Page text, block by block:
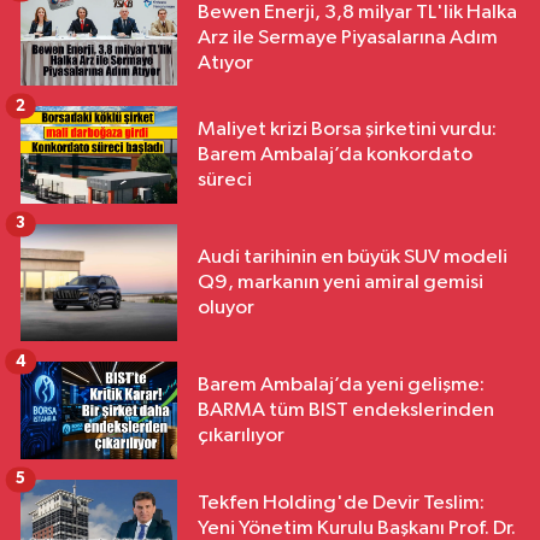
Bewen Enerji, 3,8 milyar TL'lik Halka
Arz ile Sermaye Piyasalarına Adım
Atıyor
Maliyet krizi Borsa şirketini vurdu:
Barem Ambalaj’da konkordato
süreci
2
Audi tarihinin en büyük SUV modeli
Q9, markanın yeni amiral gemisi
oluyor
3
Barem Ambalaj’da yeni gelişme:
BARMA tüm BIST endekslerinden
çıkarılıyor
4
Tekfen Holding'de Devir Teslim:
Yeni Yönetim Kurulu Başkanı Prof. Dr.
5